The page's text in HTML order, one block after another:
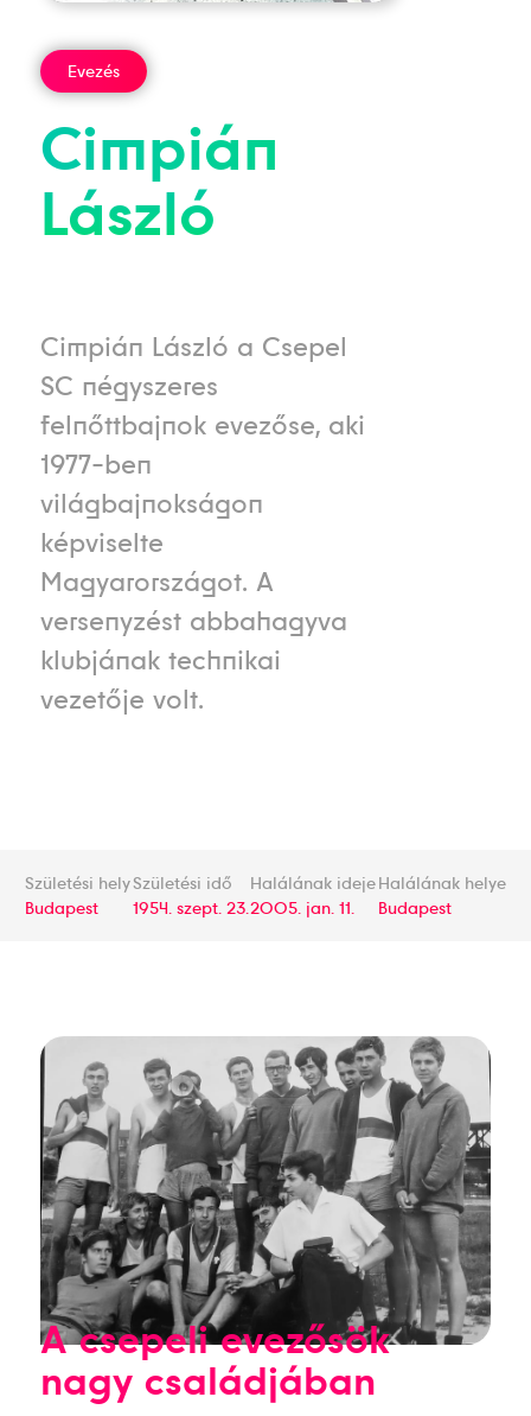
Evezés
Cimpián
László
Cimpián László a Csepel
SC négyszeres
felnőttbajnok evezőse, aki
1977-ben
világbajnokságon
képviselte
Magyarországot. A
versenyzést abbahagyva
klubjának technikai
vezetője volt.
Születési hely
Budapest
Születési idő
1954. szept. 23.
Halálának ideje
2005. jan. 11.
Halálának helye
Budapest
A csepeli evezősök
nagy családjában